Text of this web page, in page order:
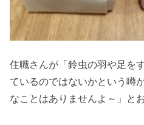
住職さんが「鈴虫の羽や足を
ているのではないかという噂
なことはありませんよ～」と